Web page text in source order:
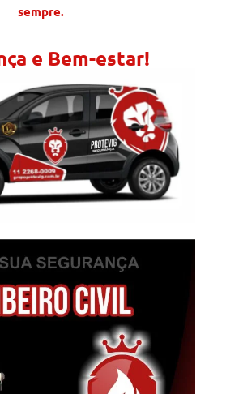
sempre.
e Bem-estar!